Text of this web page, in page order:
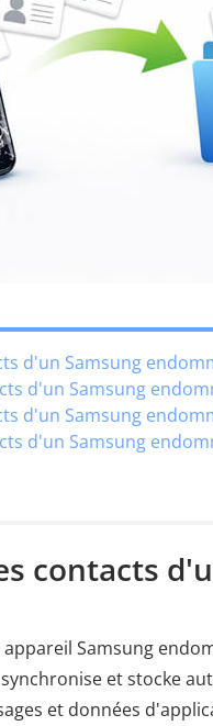
d'un Samsung
d'un Samsung
d'un Samsung
d'un Samsung
contacts
Samsung
et stocke
et données